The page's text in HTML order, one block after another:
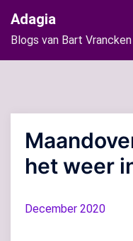
naar
de
inhoud
Adagia
Blogs van Bart Vrancken
het weer
December 2020